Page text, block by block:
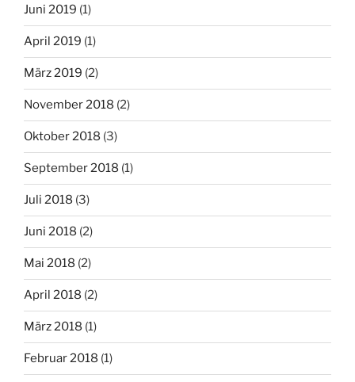
Juni 2019 (1)
April 2019 (1)
März 2019 (2)
November 2018 (2)
Oktober 2018 (3)
September 2018 (1)
Juli 2018 (3)
Juni 2018 (2)
Mai 2018 (2)
April 2018 (2)
März 2018 (1)
Februar 2018 (1)